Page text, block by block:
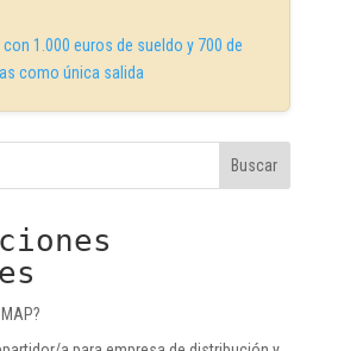
con 1.000 euros de sueldo y 700 de
como única salida
Buscar